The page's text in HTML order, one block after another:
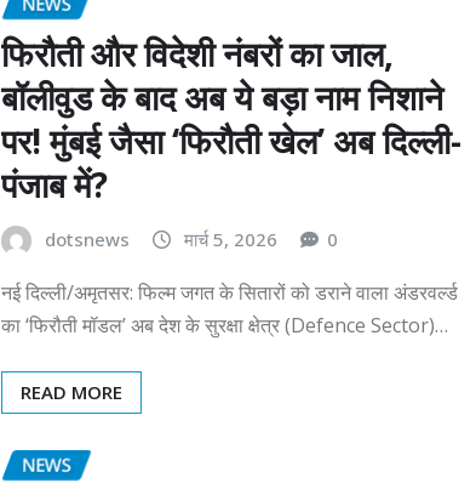
फिरौती और विदेशी नंबरों का जाल,
बॉलीवुड के बाद अब ये बड़ा नाम निशाने
पर! मुंबई जैसा ‘फिरौती खेल’ अब दिल्ली-
पंजाब में?
dotsnews मार्च 5, 2026 0
नई दिल्ली/अमृतसर: फिल्म जगत के सितारों को डराने वाला अंडरवर्ल्ड
का ‘फिरौती मॉडल’ अब देश के सुरक्षा क्षेत्र (Defence Sector)…
READ MORE
NEWS